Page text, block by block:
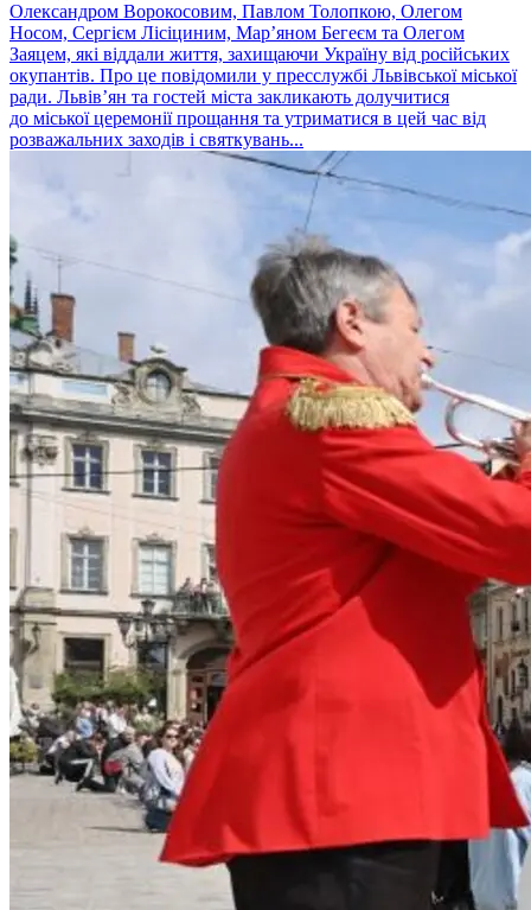
Олександром Ворокосовим, Павлом Толопкою, Олегом
Носом, Сергієм Лісіциним, Марʼяном Бегеєм та Олегом
Заяцем, які віддали життя, захищаючи Україну від російських
окупантів. Про це повідомили у пресслужбі Львівської міської
ради. Львів’ян та гостей міста закликають долучитися
до міської церемонії прощання та утриматися в цей час від
розважальних заходів і святкувань...